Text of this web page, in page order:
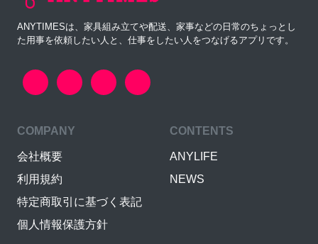
ANYTIMESは、家具組み立てや配送、家事などの日常のちょっとし
た用事を依頼したい人と、仕事をしたい人をつなげるアプリです。
COMPANY
会社概要
利用規約
特定商取引に基づく表記
個人情報保護方針
CONTENTS
ANYLIFE
NEWS